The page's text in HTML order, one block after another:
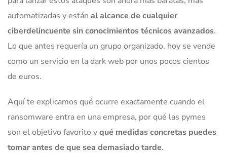
automatizadas y están al alcance de cualquier
ciberdelincuente sin conocimientos técnicos avanzados.
Lo que antes requería un grupo organizado, hoy se vende
como un servicio en la dark web por unos pocos cientos
de euros.
Aquí te explicamos qué ocurre exactamente cuando el
ransomware entra en una empresa, por qué las pymes
son el objetivo favorito yqué medidas concretas puedes
tomar antes de que sea demasiado tarde.